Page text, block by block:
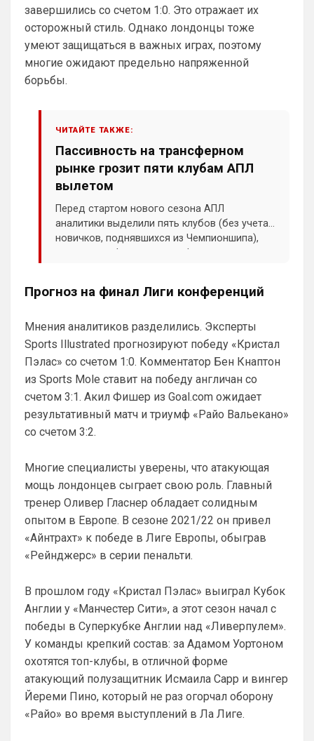
завершились со счетом 1:0. Это отражает их
осторожный стиль. Однако лондонцы тоже
умеют защищаться в важных играх, поэтому
многие ожидают предельно напряженной
борьбы.
ЧИТАЙТЕ ТАКЖЕ:
Пассивность на трансферном
рынке грозит пяти клубам АПЛ
вылетом
Перед стартом нового сезона АПЛ
аналитики выделили пять клубов (без учета
новичков, поднявшихся из Чемпионшипа),
спортивная форма и трансферная политика
Прогноз на финал Лиги конференций
Мнения аналитиков разделились. Эксперты
Sports Illustrated прогнозируют победу «Кристал
Пэлас» со счетом 1:0. Комментатор Бен Кнаптон
из Sports Mole ставит на победу англичан со
счетом 3:1. Акил Фишер из Goal.com ожидает
результативный матч и триумф «Райо Вальекано»
со счетом 3:2.
Многие специалисты уверены, что атакующая
мощь лондонцев сыграет свою роль. Главный
тренер Оливер Гласнер обладает солидным
опытом в Европе. В сезоне 2021/22 он привел
«Айнтрахт» к победе в Лиге Европы, обыграв
«Рейнджерс» в серии пенальти.
В прошлом году «Кристал Пэлас» выиграл Кубок
Англии у «Манчестер Сити», а этот сезон начал с
победы в Суперкубке Англии над «Ливерпулем».
У команды крепкий состав: за Адамом Уортоном
охотятся топ-клубы, в отличной форме
атакующий полузащитник Исмаила Сарр и вингер
Йереми Пино, который не раз огорчал оборону
«Райо» во время выступлений в Ла Лиге.
Deep_Blue• 21:03
Ответ для Канонир
ну этим же не стоит гордиться, когда в
далеко не факт, что Роджерс хотя бы
окажется
Главное, чтобы Роджерс оказался лучше
Канонир• 21:05
Ответ для Deep_Blue
Главное, чтобы Роджерс оказался лучше
Гарначо и Гиттенса, а это совсем не сложно
вот, кстати, из свежих трансферов
"успешных" ваших))) Гиттенса то куда
пропал у Вас? А как агент Гарначо
поимел Вашего Тоддика))) так что не
нужно хвалиться тем, что можете
Ответ для Канонир
вот, кстати, из свежих трансферов
"успешных" ваших))) Гиттенса то куда пропал
у Вас? А как агент Гарначо поимел Вашего Т
А чё поимел-то? Гарначо сплавили в
Виллу, оттуда забрали Роджерса, обмен
чисто в нашу пользу, в чём обман-то? А
Гиттенс сидит на лавке, где и должен
быть, основу он не тянет, будет
Britball• 21:27
Ответ для Канонир
Вы наверное меня не поняли. Зачем мне
страница Арсенала? Я ее легко и так нашел
бы. Я спросил про сортировку новостей, т
Пока что нет. Но идея хорошая. На
данный момент только категории.
это должно работать? Какие именно
новости тебя интересует?
SkaVik• 22:18
Ответ для Britball
Пока что нет. Но идея хорошая. На данный
момент только категории. Можешь показать
пример как именно это должно работать?
Как понял, выборочно новости о
"Арсенале".